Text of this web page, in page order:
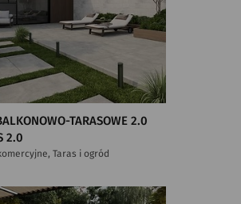
TARASOWE 2.0
2.0
Taras i ogród